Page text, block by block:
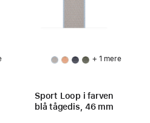
+ 1 mere
Sport Loop i farven
blå tågedis, 46 mm